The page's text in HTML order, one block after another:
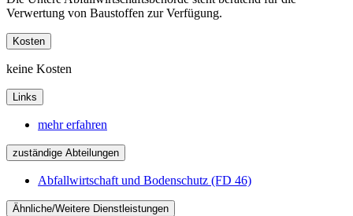
Verwertung von Baustoffen zur Verfügung.
Kosten
keine Kosten
Links
mehr erfahren
zuständige Abteilungen
Abfallwirtschaft und Bodenschutz (FD 46)
Ähnliche/Weitere Dienstleistungen